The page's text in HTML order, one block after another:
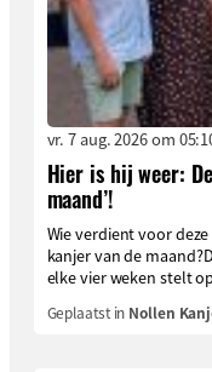
vr. 7 aug. 2026 om
Hier is hij weer:
maand’!
Wie verdient voor
kanjer van de
elke vier weken stelt
Geplaatst in Nollen